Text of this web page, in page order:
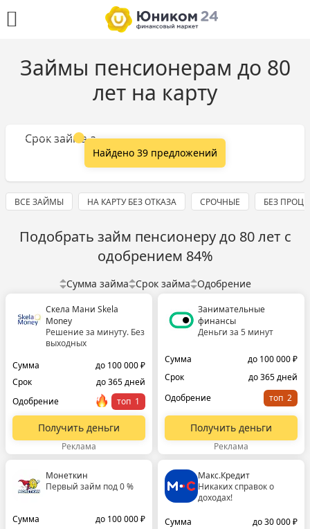
Займы пенсионерам до 80
лет на карту
Сумма займа
Срок займа
Найдено 39 предложений
ВСЕ ЗАЙМЫ НА КАРТУ БЕЗ ОТКАЗА СРОЧНЫЕ БЕЗ
Подобрать займ пенсионеру до 80 лет с
одобрением 84%
Сумма займа Срок займа Одобрение
Скела Мани Skela
Money
Решение за минуту. Без
выходных
Сумма
до 100 000 ₽
Срок
до 365 дней
Одобрение
топ
Получить деньги
Реклама
Занимательные
финансы
Деньги за 5 минут
Сумма
до 100 000 ₽
Срок
до 365 дней
Одобрение
топ
Получить деньги
Реклама
Монеткин
Первый займ под 0 %
Сумма
до 100 000 ₽
Макс.Кредит
Никаких справок о
доходах!
Сумма
до 30 000 ₽